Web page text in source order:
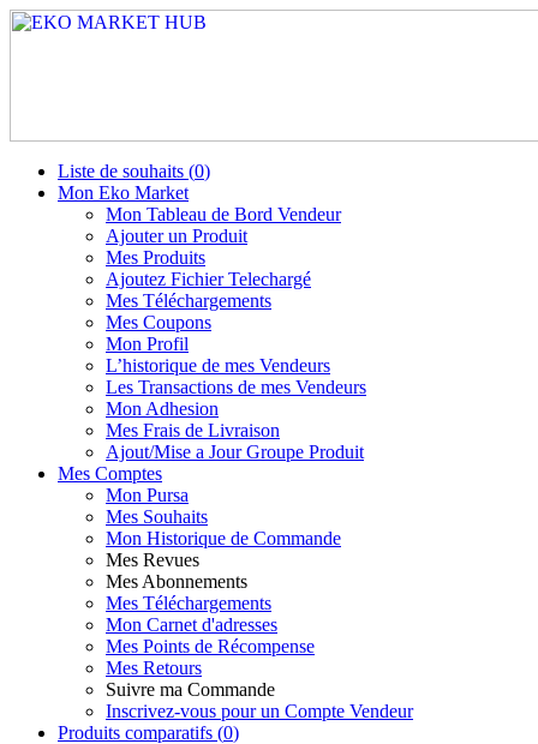
Liste de souhaits (0)
Mon Eko Market
Mon Tableau de Bord Vendeur
Ajouter un Produit
Mes Produits
Ajoutez Fichier Telechargé
Mes Téléchargements
Mes Coupons
Mon Profil
L’historique de mes Vendeurs
Les Transactions de mes Vendeurs
Mon Adhesion
Mes Frais de Livraison
Ajout/Mise a Jour Groupe Produit
Mes Comptes
Mon Pursa
Mes Souhaits
Mon Historique de Commande
Mes Revues
Mes Abonnements
Mes Téléchargements
Mon Carnet d'adresses
Mes Points de Récompense
Mes Retours
Suivre ma Commande
Inscrivez-vous pour un Compte Vendeur
Produits comparatifs (0)